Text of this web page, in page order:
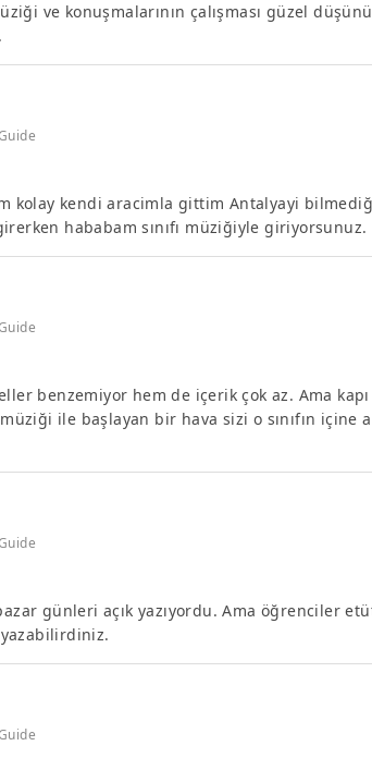
ve konuşmalarının çalışması güzel
kolay kendi aracimla gittim Antalyayi
hababam sınıfı müziğiyle giriyorsunuz.
benzemiyor hem de içerik çok az. Ama kapı
ile başlayan bir hava sizi o sınıfın içine
günleri açık yazıyordu. Ama öğrenciler